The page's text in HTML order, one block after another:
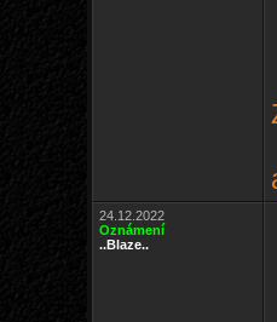
24.12.2022
Oznámení
..Blaze..